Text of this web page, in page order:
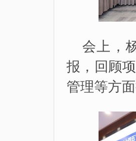
会上，
报，回顾
管理等方